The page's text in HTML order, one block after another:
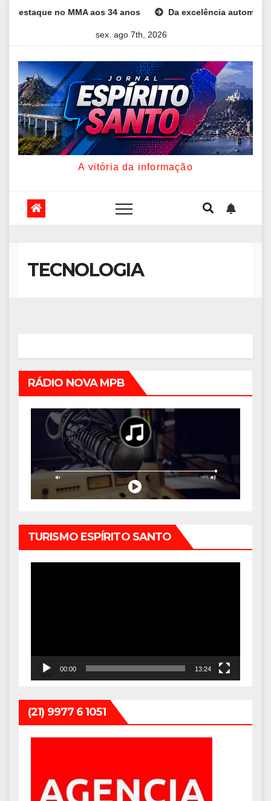
Skipno MMA aos 34 anos Da excelência automotiva à
sex. ago 7th, 2026
A vitória da informação
TECNOLOGIA
RÁDIO NOVA MPB
TURISMO ESPÍRITO SANTO
00:00 13:24
(21) 9977 6 1051